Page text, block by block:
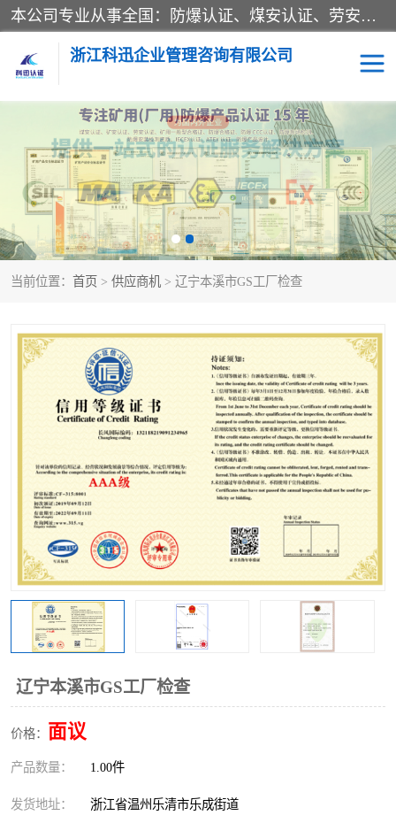
本公司专业从事全国：防爆认证、煤安认证、劳安认证、体系认证、产品认证、ATEX认证、IECEX认证、消防产品认证、生产认可证、验厂指导、认证技术支持、企业管理策划等一站式咨询服务。 用我们的智慧、经验、真诚与勤恳，分享成长的喜悦！ 全国24小时咨询热线：* 认证咨询：张老师（全国*）
浙江科迅企业管理咨询有限公司
当前位置： 首页 > 供应商机 > 辽宁本溪市GS工厂检查
辽宁本溪市GS工厂检查
价格： 面议
产品数量： 1.00件
发货地址： 浙江省温州乐清市乐成街道
煤安认证 防爆CCC认证
防爆合格证 矿安认证
劳安认证